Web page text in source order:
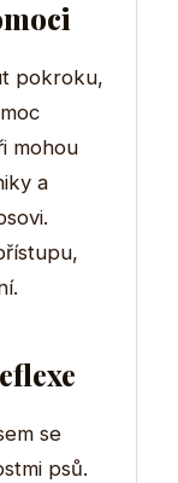
pokroku,
mohou
a
se
psů.